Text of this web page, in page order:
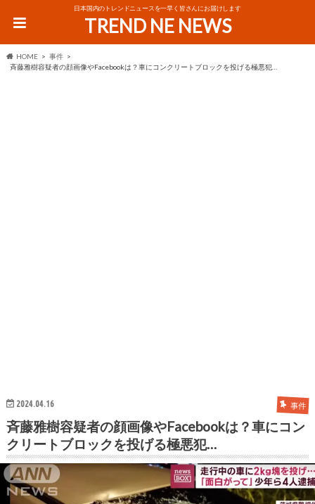
日本国内のトレンドニュースを一早く皆さんにお届けします
TREND NE NEWS
HOME
事件
斉藤雅樹容疑者の顔画像やFacebookは？車にコンクリートブロックを投げる極悪犯…
2024.04.16 事件
斉藤雅樹容疑者の顔画像やFacebookは？車にコン
クリートブロックを投げる極悪犯…